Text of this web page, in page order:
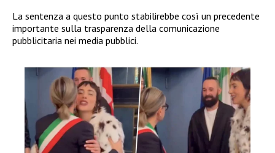
La sentenza a questo punto stabilirebbe così un precedente
importante sulla trasparenza della comunicazione
pubblicitaria nei media pubblici.